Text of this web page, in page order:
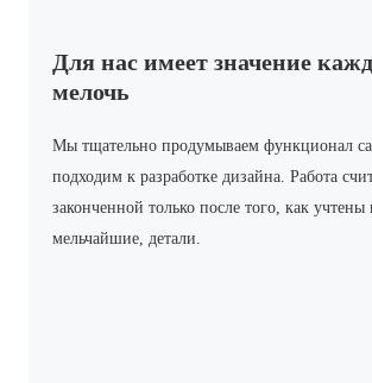
Для нас имеет значение
мелочь
Мы тщательно продумываем функционал
подходим к разработке дизайна. Работа
законченной только после того, как учтены
мельчайшие, детали.